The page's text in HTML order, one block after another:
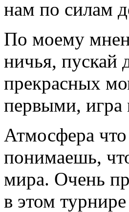
нам по силам
По моему
ничья, пускай
прекрасных
первыми, игра
Атмосфера
понимаешь,
мира. Очень
в этом